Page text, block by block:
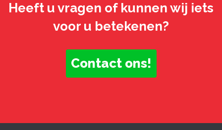
Heeft u vragen of kunnen wij iets
voor u betekenen?
Contact ons!